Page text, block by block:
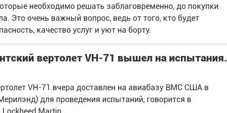
необходимо решать заблаговременно, до покупки
Это очень важный вопрос, ведь от того, кто будет
качество услуг и уют на борту.
вертолет VH-71 вышел на испытания.
VH-71 вчера доставлен на авиабазу ВМС США в
для проведения испытаний, говорится в